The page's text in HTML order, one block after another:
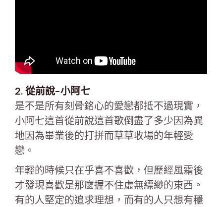
2. 從前說-小阿七
是不是所有刻骨銘心的愛戀都抵不過現實，
小阿七這首從前說這首歌倒盡了多少因為異
地因為畢業後的打拼而草草收場的年輕愛
戀。
年輕的時候只在乎喜不喜歡，但歷經風霜後
才發現喜歡是那麼握不住虛無縹緲的東西。
有的人堅定的追求理想，而有的人只想有穩